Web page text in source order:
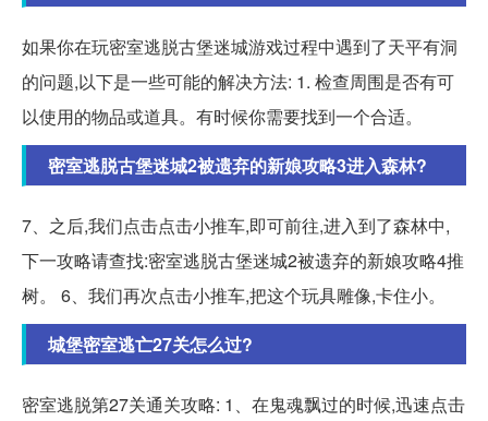
如果你在玩密室逃脱古堡迷城游戏过程中遇到了天平有洞
的问题,以下是一些可能的解决方法: 1. 检查周围是否有可
以使用的物品或道具。有时候你需要找到一个合适。
密室逃脱古堡迷城2被遗弃的新娘攻略3进入森林?
7、之后,我们点击点击小推车,即可前往,进入到了森林中,
下一攻略请查找:密室逃脱古堡迷城2被遗弃的新娘攻略4推
树。 6、我们再次点击小推车,把这个玩具雕像,卡住小。
城堡密室逃亡27关怎么过?
密室逃脱第27关通关攻略: 1、在鬼魂飘过的时候,迅速点击